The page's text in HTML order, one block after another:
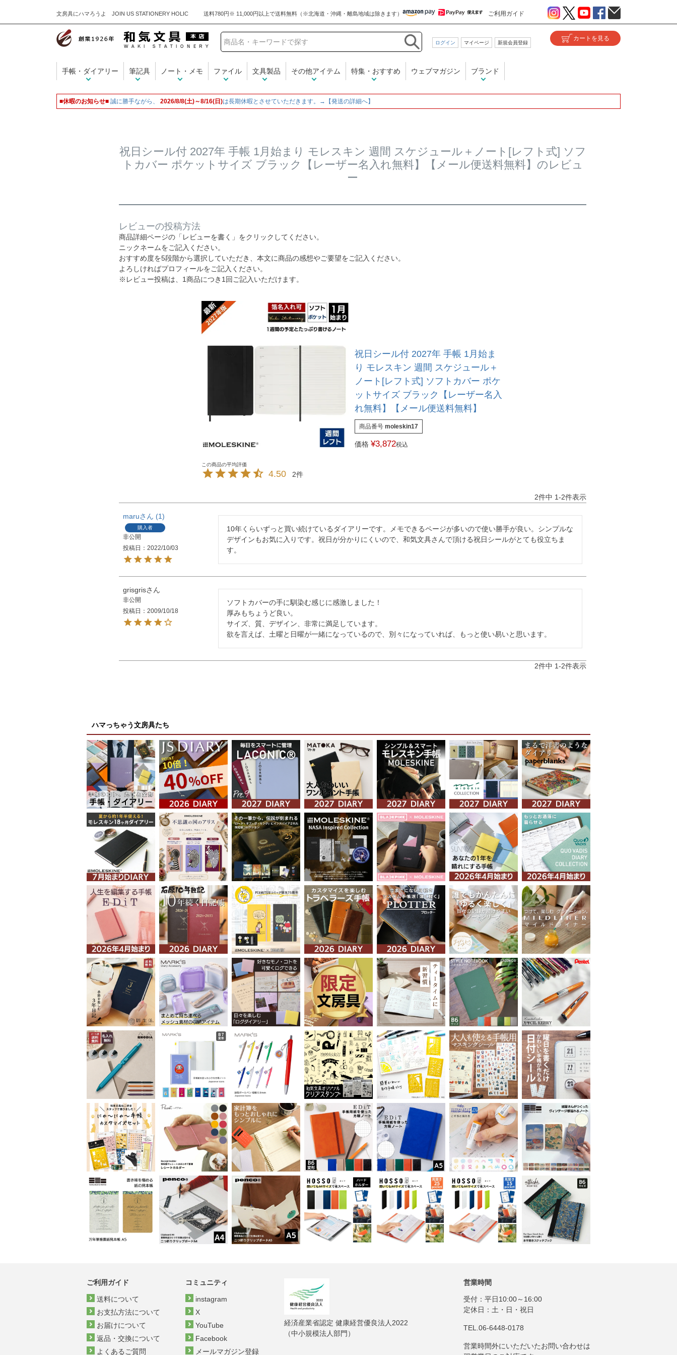
文房具にハマろうよ JOIN US STATIONERY HOLIC ご利用ガイド
和気文具
ログイン マイページ 新規会員登録
手帳・ダイアリー 筆記具 ノート・メモ ファイル 文具製品 その他アイテム 特集・おすすめ ウェブマガジン ブランド
■休暇のお知らせ■ 誠に勝手ながら、 2026/8/8(土)～8/16(日)は長期休暇とさせていただきます。→【発送の詳細へ】
祝日シール付 2027年 手帳 1月始まり モレスキン 週間 スケジュール＋ノート[レフト式] ソフ
トカバー ポケットサイズ ブラック【レーザー名入れ無料】【メール便送料無料】のレビュ
ー
レビューの投稿方法
商品詳細ページの「レビューを書く」をクリックしてください。
ニックネームをご記入ください。
おすすめ度を5段階から選択していただき、本文に商品の感想やご要望をご記入ください。
よろしければプロフィールをご記入ください。
※レビュー投稿は、1商品につき1回ご記入いただけます。
祝日シール付 2027年 手帳 1月始ま
り モレスキン 週間 スケジュール＋
ノート[レフト式] ソフトカバー ポケ
ットサイズ ブラック【レーザー名入
れ無料】【メール便送料無料】
商品番号 moleskin17
価格 ¥3,872税込
4.50 2
2件中 1-2件表示
maru 1
購入者
非公開
投稿日
2022/10/03
10年くらいずっと買い続けているダイアリーです。メモできるページが多いので使い勝手が良い。シンプルな
デザインもお気に入りです。祝日が分かりにくいので、和気文具さんで頂ける祝日シールがとても役立ちま
す。
grisgris
非公開
投稿日
2009/10/18
ソフトカバーの手に馴染む感じに感激しました！
厚みもちょうど良い。
サイズ、質、デザイン、非常に満足しています。
欲を言えば、土曜と日曜が一緒になっているので、別々になっていれば、もっと使い易いと思います。
2件中 1-2件表示
ハマっちゃう文房具たち
ご利用ガイド
送料について
お支払方法について
お届けについて
返品・交換について
よくあるご質問
コミュニティ
instagram
X
YouTube
Facebook
メールマガジン登録
経済産業省認定 健康経営優良法人2022
（中小規模法人部門）
営業時間
受付：平日10:00～16:00
定休日：土・日・祝日
TEL.06-6448-0178
営業時間外にいただいたお問い合わせは